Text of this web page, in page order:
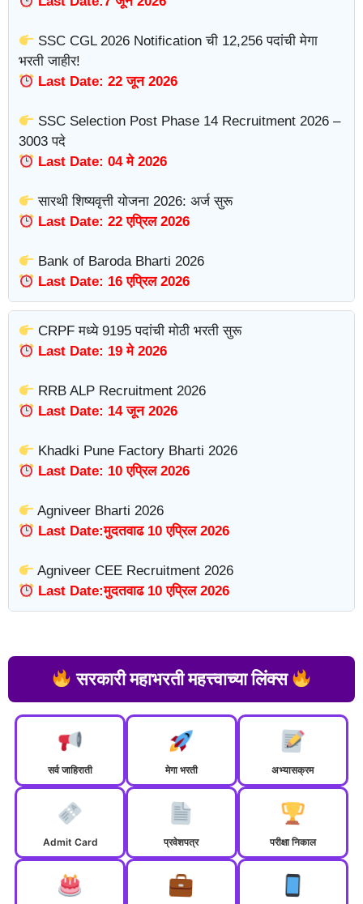
SSC CGL 2026 Notification ची 12,256 पदांची मेगा
भरती जाहीर!
Last Date: 22 जून 2026
SSC Selection Post Phase 14 Recruitment 2026 –
3003 पदे
Last Date: 04 मे 2026
सारथी शिष्यवृत्ती योजना 2026: अर्ज सुरू
Last Date: 22 एप्रिल 2026
Bank of Baroda Bharti 2026
Last Date: 16 एप्रिल 2026
CRPF मध्ये 9195 पदांची मोठी भरती सुरू
Last Date: 19 मे 2026
RRB ALP Recruitment 2026
Last Date: 14 जून 2026
Khadki Pune Factory Bharti 2026
Last Date: 10 एप्रिल 2026
Agniveer Bharti 2026
Last Date:मुदतवाढ 10 एप्रिल 2026
Agniveer CEE Recruitment 2026
Last Date:मुदतवाढ 10 एप्रिल 2026
सरकारी महाभरती महत्त्वाच्या लिंक्स
सर्व जाहिराती मेगा भरती अभ्यासक्रम
Admit Card प्रवेशपत्र परीक्षा निकाल